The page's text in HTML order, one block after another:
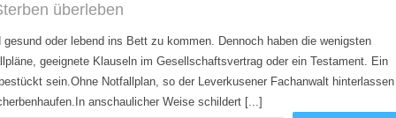
überleben
oder lebend ins Bett zu kommen. Dennoch haben die wenigsten
geeignete Klauseln im Gesellschaftsvertrag oder ein Testament. Ein
sein.Ohne Notfallplan, so der Leverkusener Fachanwalt hinterlassen
anschaulicher Weise schildert [...]